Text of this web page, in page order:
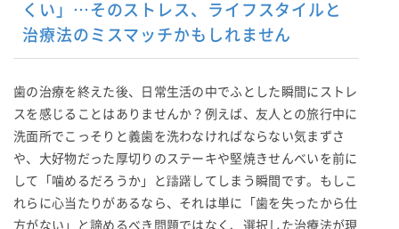
くい」…そのストレス、ライフスタイルと
治療法のミスマッチかもしれません
歯の治療を終えた後、日常生活の中でふとした瞬間にストレ
スを感じることはありませんか？例えば、友人との旅行中に
洗面所でこっそりと義歯を洗わなければならない気まずさ
や、大好物だった厚切りのステーキや堅焼きせんべいを前に
して「噛めるだろうか」と躊躇してしまう瞬間です。もしこ
れらに心当たりがあるなら、それは単に「歯を失ったから仕
方がない」と諦めるべき問題ではなく、選択した治療法が現